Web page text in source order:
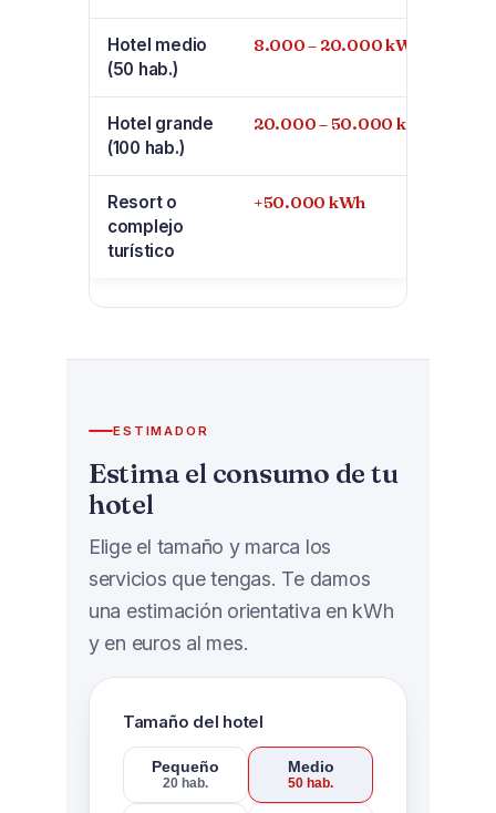
Hotel medio
(50 hab.)
8.000 – 20.000 kWh
Hotel grande
(100 hab.)
20.000 – 50.000 kWh
Resort o
complejo
turístico
+50.000 kWh
ESTIMADOR
Estima el consumo de tu
hotel
Elige el tamaño y marca los
servicios que tengas. Te damos
una estimación orientativa en kWh
y en euros al mes.
Tamaño del hotel
Pequeño
20 hab.
Medio
50 hab.